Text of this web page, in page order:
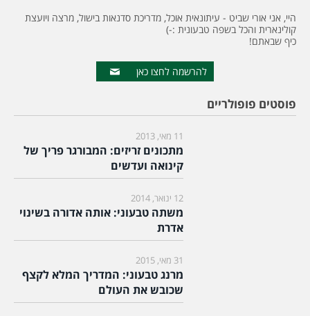
היי, אני אורי שביט - עיתונאית אוכל, מדריכת סדנאות בישול, מרצה ויועצת
קולינארית והכל בשפה טבעונית :-)
כיף שבאתם!
להרשמה לחצו כאן
פוסטים פופולריים
11 מאי, 2013
מתכונים זריזים: המבורגר פריך של
קינואה ועדשים
12 ינואר, 2014
משתה טבעוני: אותה אדורה בשינוי
אדרת
31 מאי, 2015
מרנג טבעוני: המדריך המלא לקצף
שכובש את העולם